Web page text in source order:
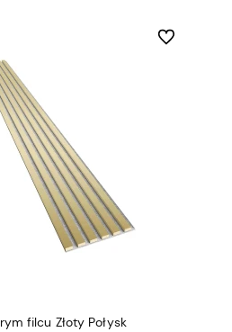
filcu Złoty Połysk
Do ulubionych